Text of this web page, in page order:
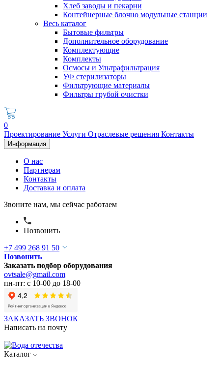
Хлеб заводы и пекарни
Контейнерные блочно модульные станции
Весь каталог
Бытовые фильтры
Дополнительное оборудование
Комплектующие
Комплекты
Осмосы и Ультрафильтрация
УФ стерилизаторы
Фильтрующие материалы
Фильтры грубой очистки
0
Проектирование Услуги Отраслевые решения Контакты
Информация
О нас
Партнерам
Контакты
Доставка и оплата
Звоните нам, мы сейчас работаем
Позвонить
+7 499 268 91 50
Позвонить
Заказать подбор оборудования
ovtsale@gmail.com
пн-пт: с 10-00 до 18-00
ЗАКАЗАТЬ ЗВОНОК
Написать на почту
Каталог